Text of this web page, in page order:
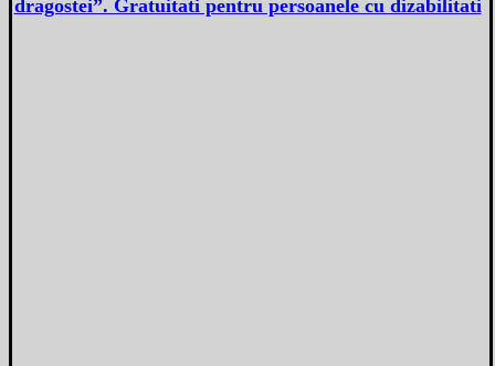
dragostei”. Gratuitati pentru persoanele cu dizabilitati